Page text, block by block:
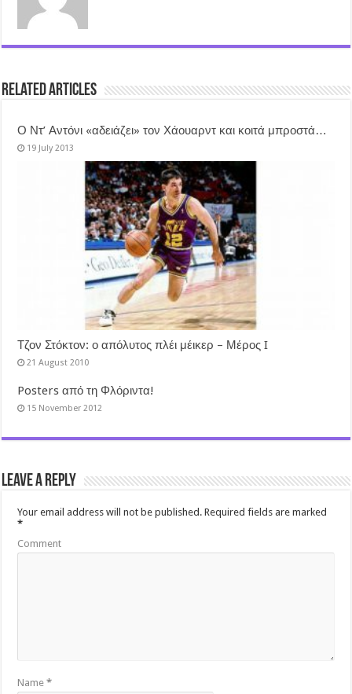
Related Articles
Ο Ντ’ Αντόνι «αδειάζει» τον Χάουαρντ και κοιτά μπροστά…
19 July 2013
Τζον Στόκτον: ο απόλυτος πλέι μέικερ – Μέρος I
21 August 2010
Posters από τη Φλόριντα!
15 November 2012
Leave a Reply
Your email address will not be published. Required fields are marked
*
Comment
Name*